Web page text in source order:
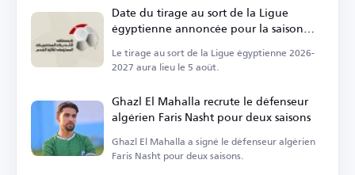
Date du tirage au sort de la Ligue
égyptienne annoncée pour la saison
2026-2027
Le tirage au sort de la Ligue égyptienne 2026-
2027 aura lieu le 5 août.
Ghazl El Mahalla recrute le défenseur
algérien Faris Nasht pour deux saisons
Ghazl El Mahalla a signé le défenseur algérien
Faris Nasht pour deux saisons.